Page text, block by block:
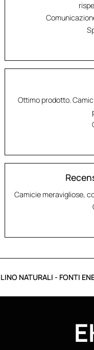
Ottimo prodotto.
Camicie meravigliose,
NATURALI - FONTI